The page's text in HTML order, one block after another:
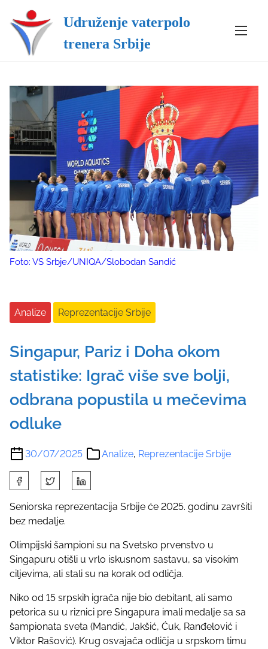
Udruženje vaterpolo
trenera Srbije
Foto: VS Srbje/UNIQA/Slobodan Sandić
Analize Reprezentacije Srbije
Singapur, Pariz i Doha okom
statistike: Igrač više sve bolji,
odbrana popustila u mečevima
odluke
30/07/2025 Analize, Reprezentacije Srbije
h
a
r
t
h
i
s
o
s
Seniorska reprezentacija Srbije će 2025. godinu završiti
bez medalje.
Olimpijski šampioni su na Svetsko prvenstvo u
Singapuru otišli u vrlo iskusnom sastavu, sa visokim
ciljevima, ali stali su na korak od odličja.
Niko od 15 srpskih igrača nije bio debitant, ali samo
petorica su u riznici pre Singapura imali medalje sa sa
šampionata sveta (Mandić, Jakšić, Ćuk, Ranđelović i
Viktor Rašović). Krug osvajača odličja u srpskom timu